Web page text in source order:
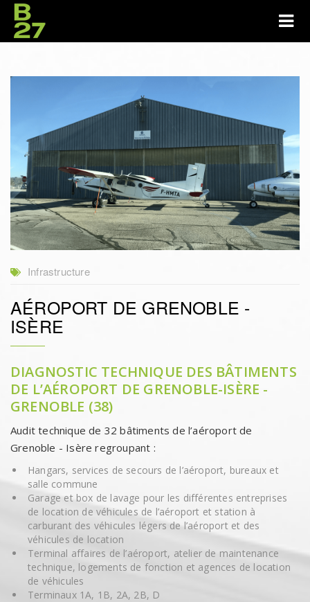
Infrastructure
AÉROPORT DE GRENOBLE -
ISÈRE
DIAGNOSTIC TECHNIQUE DES BÂTIMENTS
DE L’AÉROPORT DE GRENOBLE-ISÈRE -
GRENOBLE (38)
Audit technique de 32 bâtiments de l’aéroport de
Grenoble - Isère regroupant :
Hangars, services de secours de l’aéroport, bureaux et
salle commune
Garage et box de lavage pour les différentes entreprises
de location de véhicules de l’aéroport et station à
carburant des véhicules légers de l’aéroport et des
véhicules de location
Terminal affaires de l’aéroport, atelier de maintenance
technique, logements de fonction et agences de location
de véhicules
Terminaux 1A, 1B, 2A, 2B, D